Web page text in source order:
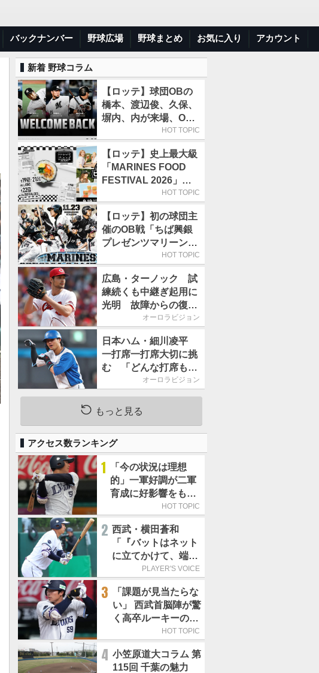
バックナンバー 野球広場 野球まとめ お気に入り アカウント
新着 野球コラム
【ロッテ】球団OBの
橋本、渡辺俊、久保、
塀内、内が来場、OB
解説も／9月22日開催
HOT TOPIC
【ロッテ】史上最大級
「MARINES FOOD
FESTIVAL 2026」第4
弾「KOREAN
日／初日はビール半額
デー
HOT TOPIC
【ロッテ】初の球団主
催のOB戦「ちば興銀
プレゼンツマリーンズ
スペシャルゲーム
催
HOT TOPIC
広島・ターノック 試
練続くも中継ぎ起用に
光明 故障からの復帰
期す／助っ人前半戦通
オーロラビジョン
日本ハム・細川凌平
一打席一打席大切に挑
む 「どんな打席も何
か意味のある打席にし
く！
オーロラビジョン
もっと見る
アクセス数ランキング
1
「今の状況は理想
的」一軍好調が二軍
育成に好影響をもた
らす西武 象徴は高
HOT TOPIC
2 西武・横田蒼和
「『バットはネット
に立てかけて、端に
置くんだぞ』と栗山
だきました」／憧れ
の人からの金言
PLAYER'S VOICE
3
「課題が見当たらな
い」 西武首脳陣が驚
く高卒ルーキーの高
HOT TOPIC
4 小笠原道大コラム 第
115回 千葉の魅力